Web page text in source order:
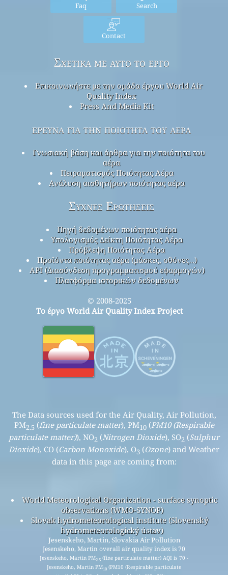
Faq Search
Contact
Σχετικά με αυτό το έργο
Επικοινωνήστε με την ομάδα έργου World Air
Quality Index
Press And Media Kit
έρευνα για την ποιότητα του αέρα
Γνωσιακή βάση και άρθρα για την ποιότητα του
αέρα
Πειραματισμός Ποιότητας Αέρα
Ανάλυση αισθητήρων ποιότητας αέρα
Συχνές Ερωτήσεις
Πηγή δεδομένων ποιότητας αέρα
Υπολογισμός Δείκτη Ποιότητας Αέρα
Πρόβλεψη Ποιότητας Αέρα
Προϊόντα ποιότητας αέρα (μάσκες, οθόνες…)
API (Διασύνδεση προγραμματισμού εφαρμογών)
Πλατφόρμα ιστορικών δεδομένων
© 2008-2025
Το έργο World Air Quality Index Project
The Data sources used for the Air Quality, Air Pollution,
PM2.5 (fine particulate matter), PM10(PM10 (Respirable
particulate matter)), NO2 (Nitrogen Dioxide), SO2 (Sulphur
Dioxide), CO (Carbon Monoxide), O3 (Ozone) and Weather
data in this page are coming from:
World Meteorological Organization - surface synoptic
observations (WMO-SYNOP)
Slovak hydrometeorological institute (Slovenský
hydrometeorologický ústav)
Jesenskeho, Martin, Slovakia Air Pollution
Jesenskeho, Martin overall air quality index is 70
Jesenskeho, Martin PM2.5(fine particulate matter) AQI is 70 -
Jesenskeho, Martin PM10(PM10 (Respirable particulate